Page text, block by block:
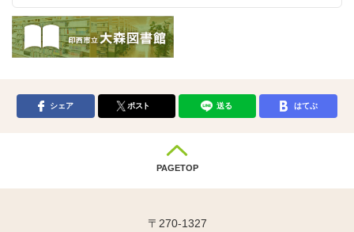
シェア ポスト 送る はてぶ
PAGETOP
〒270-1327